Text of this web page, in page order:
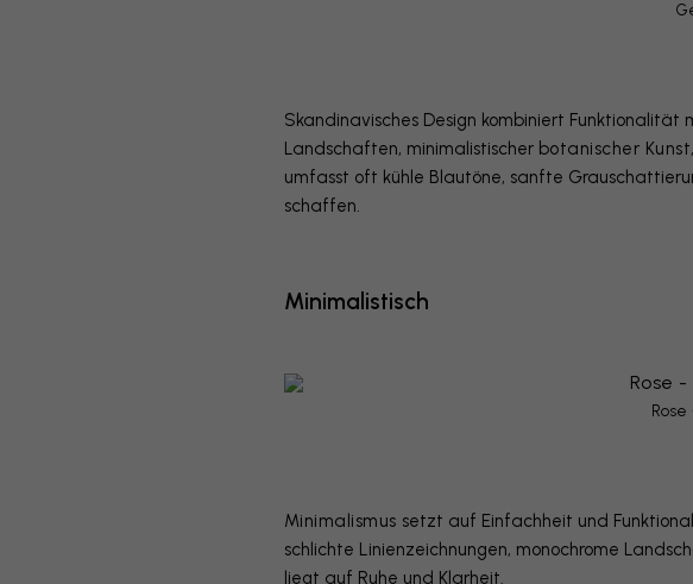
Skandinavisches Design kombiniert
Landschaften, minimalistischer botanischer Kunst
umfasst oft kühle Blautöne, sanfte
schaffen.
Minimalistisch
Minimalismus setzt auf Einfachheit und
schlichte Linienzeichnungen, monochrome
liegt auf Ruhe und Klarheit.